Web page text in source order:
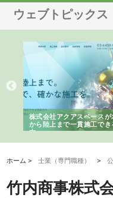
ウェブトピックス
株式会社アクアスペースが
から陸上まで一貫施工でき
由
ホーム >士業（専門職種） >
竹内商事株式